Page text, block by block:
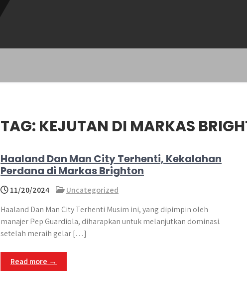
TAG: KEJUTAN DI MARKAS
Haaland Dan Man City Terhenti, Kekalahan
Perdana di Markas Brighton
11/20/2024
Uncategorized
Haaland Dan Man City Terhenti Musim ini, yang dipimpin oleh
manajer Pep Guardiola, diharapkan untuk melanjutkan dominasi.
setelah meraih gelar […]
Read more →